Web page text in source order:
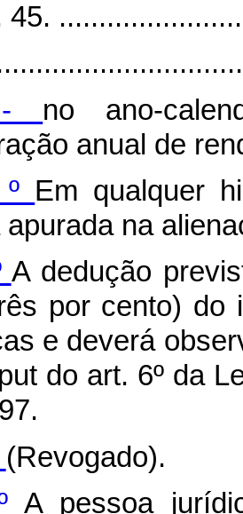
45.
- no ano-
anual de
Em qualquer
apurada na
A dedução
por cento) do
e deverá
do art. 6º da
(Revogado).
A pessoa